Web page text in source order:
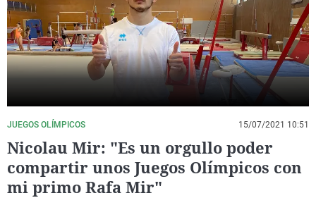
La rosa de los vientos
Gente viajera
Como el perro y el
Caso
Retornados
Equipo de
Operación Viuda
Extremadura
Galicia
La Rioja
Navarra
País Vasco
Virales
Televisión
Elecciones
JUEGOS OLÍMPICOS 15/07/2021 10:51
Nicolau Mir: "Es un orgullo poder
compartir unos Juegos Olímpicos con
mi primo Rafa Mir"